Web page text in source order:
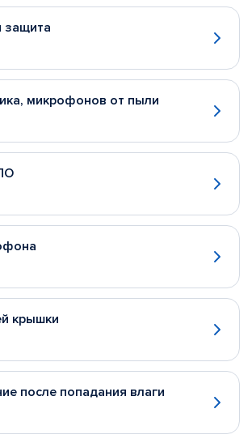
защита
микрофонов от пыли
крышки
после попадания влаги